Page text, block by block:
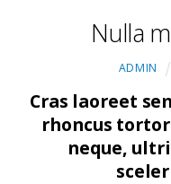
Nulla
ADMIN
Cras laoreet
rhoncus
neque,